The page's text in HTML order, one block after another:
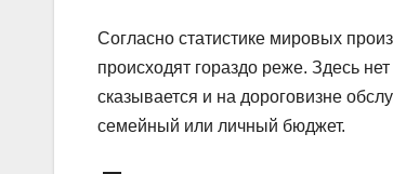
Согласно статистике мировых
происходят гораздо реже. Здесь
сказывается и на дороговизне
семейный или личный бюджет.